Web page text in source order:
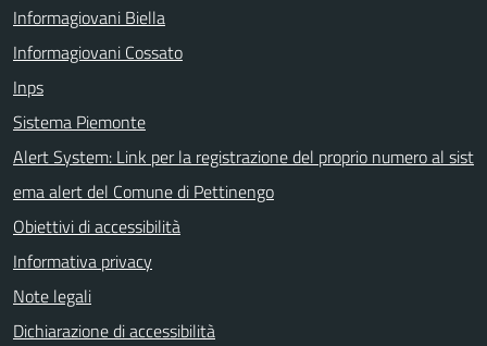
Informagiovani Biella
Informagiovani Cossato
Inps
Sistema Piemonte
Alert System: Link per la registrazione del proprio numero al sist
ema alert del Comune di Pettinengo
Obiettivi di accessibilità
Informativa privacy
Note legali
Dichiarazione di accessibilità